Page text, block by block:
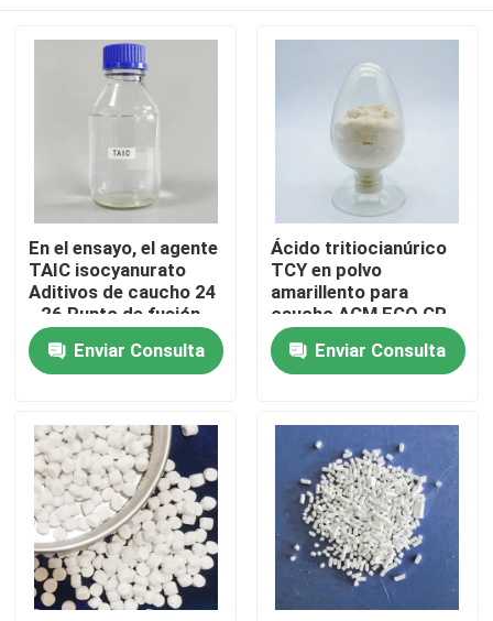
Inicio
Sobre nosotros
Contactos
Productos
Silicón del elastómero
En el ensayo, el agente
TAIC isocyanurato
Aditivos de caucho 24
- 26 Punto de fusión
Líquido claro
Enviar Consulta
Ácido tritiocianúrico
TCY en polvo
amarillento para
caucho ACM ECO CR
Enviar Consulta